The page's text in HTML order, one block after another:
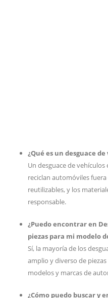
¿Qué es un desguace
Un desguace de
reciclan automóviles
reutilizables, y los
responsable.
¿Puedo encontrar en
piezas para mi modelo
Sí, la mayoría de los
amplio y diverso de
modelos y marcas de
¿Cómo puedo buscar y